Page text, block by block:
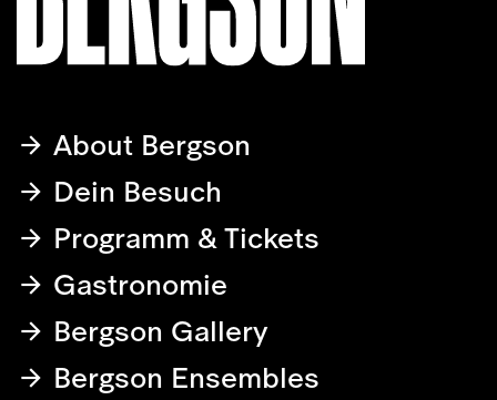
About Bergson
Dein Besuch
Programm & Tickets
Gastronomie
Bergson Gallery
Bergson Ensembles